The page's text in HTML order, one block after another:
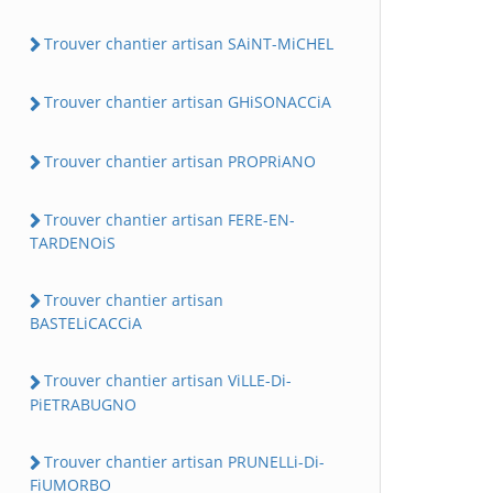
Trouver chantier artisan SAiNT-MiCHEL
Trouver chantier artisan GHiSONACCiA
Trouver chantier artisan PROPRiANO
Trouver chantier artisan FERE-EN-
TARDENOiS
Trouver chantier artisan
BASTELiCACCiA
Trouver chantier artisan ViLLE-Di-
PiETRABUGNO
Trouver chantier artisan PRUNELLi-Di-
FiUMORBO